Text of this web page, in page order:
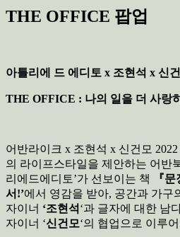
THE OFFICE 팝업
아틀리에 드 에디토 x 조현석 x 신
THE OFFICE : 나의 일을 더 사랑
어반라이크 x 조현석 x 신건모
의 라이프스타일을 제안하는 어반
리에드에디토’가 선보이는 책
『
서!’에서 영감을 받아, 공간과 가구
자이너 ‘조현석 ‘과 글자에 대한 남
자이너 ‘신건모‘의 협업으로 이루